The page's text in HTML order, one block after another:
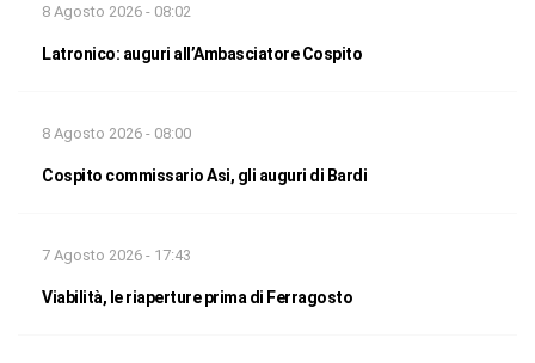
8 Agosto 2026 - 08:02
Latronico: auguri all’Ambasciatore Cospito
8 Agosto 2026 - 08:00
Cospito commissario Asi, gli auguri di Bardi
7 Agosto 2026 - 17:43
Viabilità, le riaperture prima di Ferragosto